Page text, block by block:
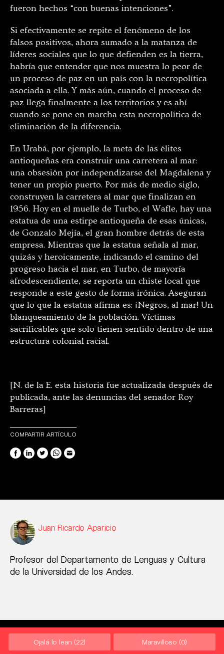
fueron hechos “con buenas intenciones”.
Si efectivamente se repite el fenómeno de los
falsos positivos, ahora sumado a la matanza de
líderes sociales que lo que defienden es la tierra,
habría que entender que nos muestra lo peor de
un proceso de paz en un país con la necropolítica
asociada a ella. Y más aún, cuando el proceso de
paz llega finalmente a los territorios y es ahí
cuando se pone en marcha esta necropolítica de
eliminación de la diferencia.
En Urabá, por ejemplo, la meta de las élites
antioqueñas era construir una carretera al mar:
una obsesión por independizarse del Magdalena y
tener un propio puerto. Por más de medio siglo,
construyen la carretera al mar que finalizan en
1956. Hoy en el muelle de Turbo, el Wafle, hay una
estatua de una estirpe antioqueña de esas únicas,
de Gonzalo Mejía, el gran hombre detrás de esta
empresa. Mientras que la estatua señala al mar,
quizás y heroicamente, indicando el camino del
progreso hacia el mar, en Turbo, de mayoría
afrodescendiente, se reporta un chiste local que
responde a este gesto de forma irónica. Aseguran
que lo que la estatua afirma es: ¡Negros, al mar! Un
blanqueamiento de la población. Víctimas
sacrificables que solo tienen sentido dentro de una
estructura colonial racial.
[N. de la E. esta historia fue actualizada después de
publicada, ante las denuncias del senador Roy
Barreras]
COMPARTIR ARTÍCULO
Juan Ricardo Aparicio
Profesor del Departamento de Lenguas y Cultura
de la Universidad de los Andes.
Ojalá lo lean (22) Maravilloso (0)